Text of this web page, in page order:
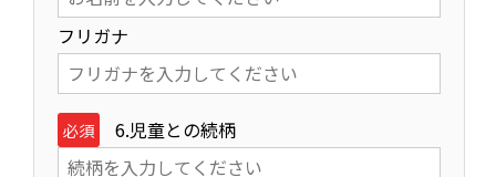
フリガナ
必須 6.児童との続柄